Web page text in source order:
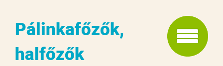
Pálinkafőzők,
halfőzők